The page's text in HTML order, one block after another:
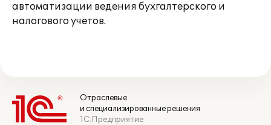
автоматизации ведения бухгалтерского и
налогового учетов.
Отраслевые
и специализированные решения
1С:Предприятие